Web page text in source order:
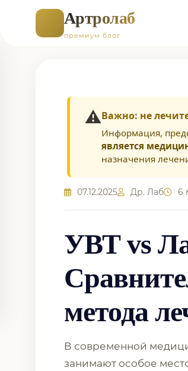
Артролаб
премиум блог
⚠️Важно: не
Информация,
является
назначения
07.12.2025 Др. Лаб 6
УВТ vs
метода
В современной
занимают особое